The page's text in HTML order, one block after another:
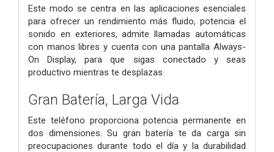
Este modo se centra en las aplicaciones esenciales
para ofrecer un rendimiento más fluido, potencia el
sonido en exteriores, admite llamadas automáticas
con manos libres y cuenta con una pantalla Always-
On Display, para que sigas conectado y seas
productivo mientras te desplazas
Gran Batería, Larga Vida
Este teléfono proporciona potencia permanente en
dos dimensiones. Su gran batería te da carga sin
preocupaciones durante todo el día y la durabilidad